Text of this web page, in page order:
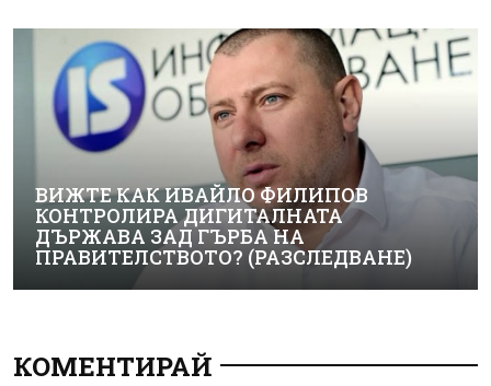
ВИЖТЕ КАК ИВАЙЛО ФИЛИПОВ
КОНТРОЛИРА ДИГИТАЛНАТА
ДЪРЖАВА ЗАД ГЪРБА НА
ПРАВИТЕЛСТВОТО? (РАЗСЛЕДВАНЕ)
КОМЕНТИРАЙ